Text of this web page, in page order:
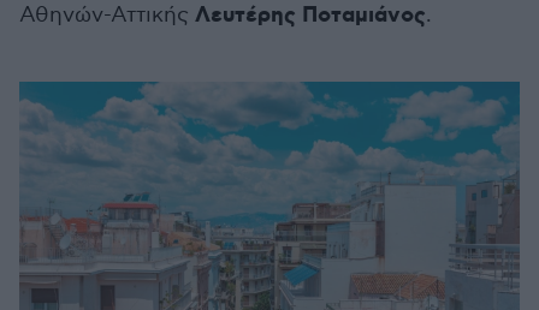
Αθηνών-Αττικής Λευτέρης Ποταμιάνος.